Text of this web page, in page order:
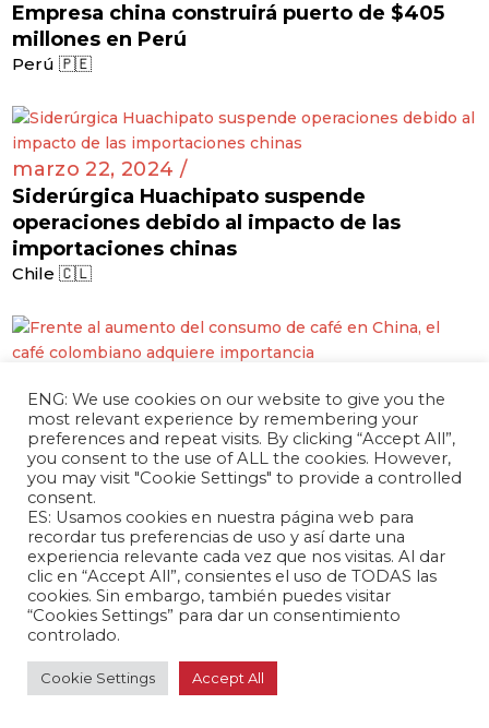
Empresa china construirá puerto de $405
millones en Perú
Perú 🇵🇪
marzo 22, 2024 /
Siderúrgica Huachipato suspende
operaciones debido al impacto de las
importaciones chinas
Chile 🇨🇱
Frente al aumento del consumo de café en
China, el café colombiano adquiere
importancia
Colombia 🇨🇴
marzo 22, 2024 /
Tratado entre China y Ecuador implica
riesgos medioambientales
Ecuador 🇪🇨
ENG: We use cookies on our website to give you the
most relevant experience by remembering your
preferences and repeat visits. By clicking “Accept All”,
you consent to the use of ALL the cookies. However,
you may visit "Cookie Settings" to provide a controlled
consent.
ES: Usamos cookies en nuestra página web para
recordar tus preferencias de uso y así darte una
experiencia relevante cada vez que nos visitas. Al dar
clic en “Accept All”, consientes el uso de TODAS las
cookies. Sin embargo, también puedes visitar
“Cookies Settings” para dar un consentimiento
controlado.
Cookie Settings Accept All